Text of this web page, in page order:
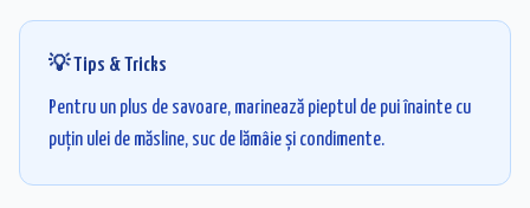
💡 Tips & Tricks
Pentru un plus de savoare, marinează pieptul de pui înainte cu
puțin ulei de măsline, suc de lămâie și condimente.